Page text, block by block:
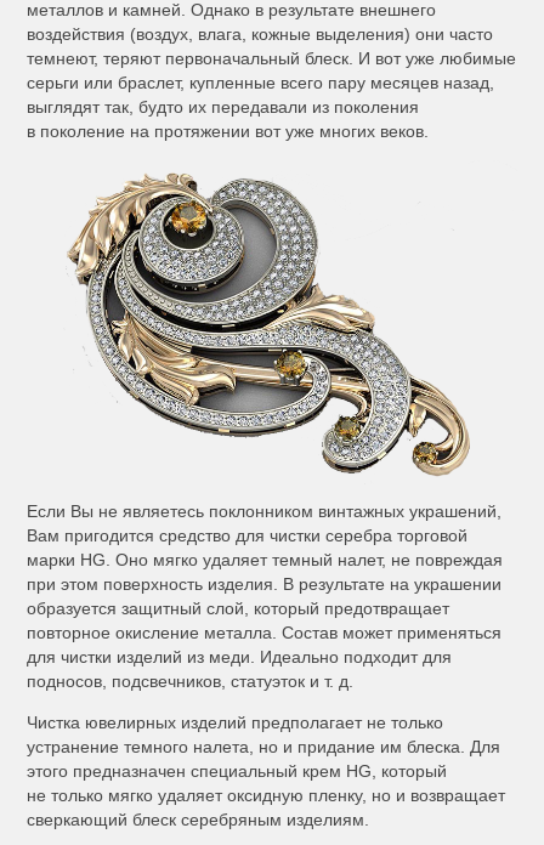
металлов и камней. Однако в результате внешнего
воздействия (воздух, влага, кожные выделения) они часто
темнеют, теряют первоначальный блеск. И вот уже любимые
серьги или браслет, купленные всего пару месяцев назад,
выглядят так, будто их передавали из поколения
в поколение на протяжении вот уже многих веков.
Если Вы не являетесь поклонником винтажных украшений,
Вам пригодится средство для чистки серебра торговой
марки HG. Оно мягко удаляет темный налет, не повреждая
при этом поверхность изделия. В результате на украшении
образуется защитный слой, который предотвращает
повторное окисление металла. Состав может применяться
для чистки изделий из меди. Идеально подходит для
подносов, подсвечников, статуэток и т. д.
Чистка ювелирных изделий предполагает не только
устранение темного налета, но и придание им блеска. Для
этого предназначен специальный крем HG, который
не только мягко удаляет оксидную пленку, но и возвращает
сверкающий блеск серебряным изделиям.